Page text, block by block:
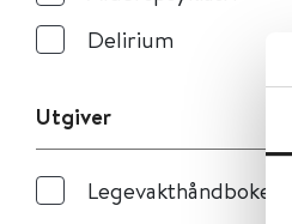
Delirium
Utgiver
Legevakthåndboken